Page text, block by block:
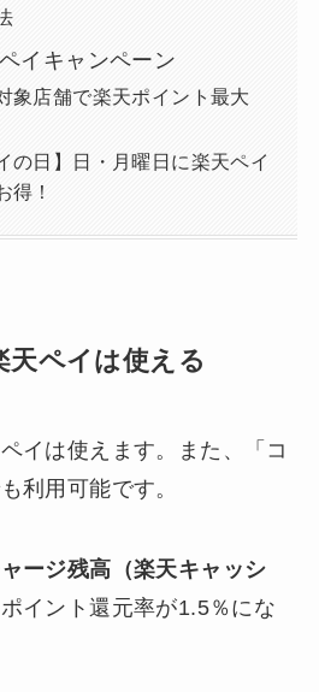
イキャンペーン
象店舗で楽天ポイント最大
の日】日・月曜日に楽天ペイ
得！
天ペイは使える
イは使えます。また、「コ
利用可能です。
ージ残高（楽天キャッシ
イント還元率が1.5％にな